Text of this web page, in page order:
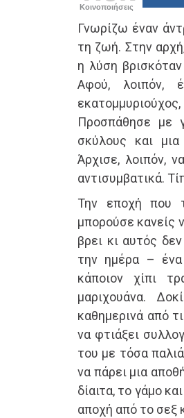
Κοινοποιήσεις
Γνωρίζω έναν
τη ζωή. Στην
η λύση
Αφού, λοιπόν,
Προσπάθησε με
σκύλους και
Άρχισε, λοιπόν,
αντισυμβατικά.
Την εποχή που
μπορούσε κανείς
βρει κι αυτός
την ημέρα – ένα
κάποιον χίπι
μαριχουάνα.
καθημερινά από
να φτιάξει
του με τόσα
να πάρει μια
δίαιτα, το γάμο
αποχή από το σεξ